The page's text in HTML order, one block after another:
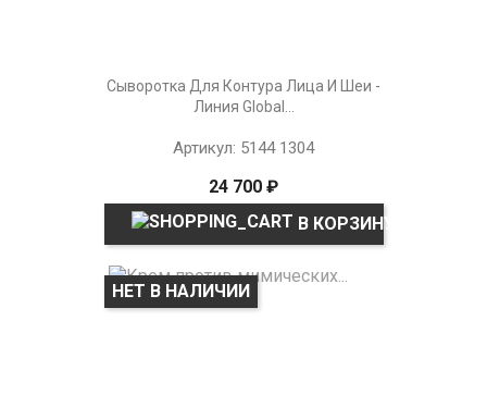
Сыворотка Для Контура Лица И Шеи -
Линия Global...
Артикул: 5144 1304
24 700 ₽
В КОРЗИНУ
НЕТ В НАЛИЧИИ